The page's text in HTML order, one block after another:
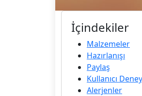
İçindekiler
Malzemeler
Hazırlanışı
Paylaş
Kullanıcı
Alerjenler